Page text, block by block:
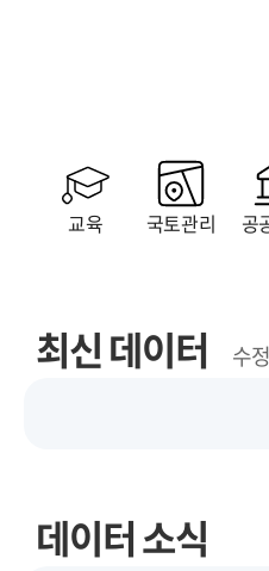
교육 국토관리 공
최신 데이터 수
데이터 소식